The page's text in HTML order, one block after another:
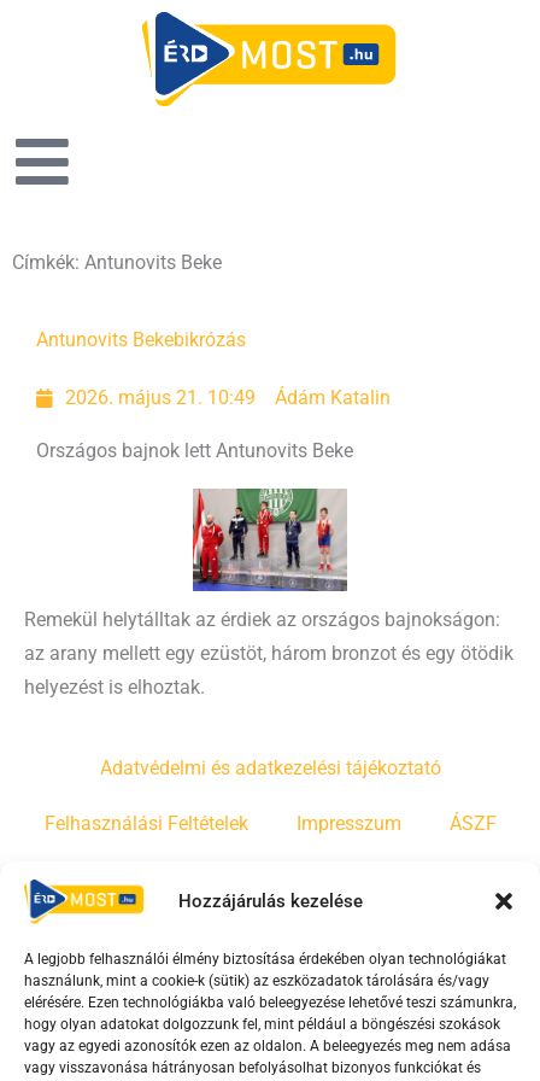
Hozzájárulás kezelése
A legjobb felhasználói élmény biztosítása érdekében olyan technológiákat
használunk, mint a cookie-k (sütik) az eszközadatok tárolására és/vagy
elérésére. Ezen technológiákba való beleegyezése lehetővé teszi számunkra,
hogy olyan adatokat dolgozzunk fel, mint például a böngészési szokások
vagy az egyedi azonosítók ezen az oldalon. A beleegyezés meg nem adása
vagy visszavonása hátrányosan befolyásolhat bizonyos funkciókat és
Címkék: Antunovits Beke
Antunovits Bekebikrózás
2026. május 21. 10:49 Ádám Katalin
Országos bajnok lett Antunovits Beke
Remekül helytálltak az érdiek az országos bajnokságon:
az arany mellett egy ezüstöt, három bronzot és egy ötödik
helyezést is elhoztak.
Adatvédelmi és adatkezelési tájékoztató
Felhasználási Feltételek Impresszum ÁSZF
Irányelvek
F
a
c
e
Y
o
u
t
T
i
k
t